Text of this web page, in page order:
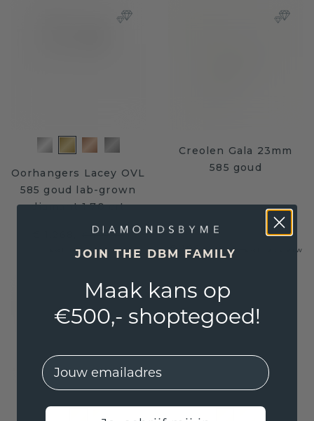
Oorhangers Lacey OVL
585 goud lab-grown
diamant 1.70 crt
€ 1.585,-
Excl. Tax & BTW
Creolen Gala 23mm
585 goud
€ 196,- € 245,- Excl. Tax & BTW
JOIN THE DBM FAMILY
Maak kans op
€500,- shoptegoed!
EMail